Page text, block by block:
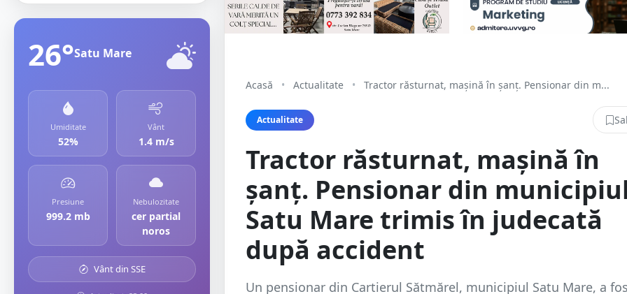
26°Satu Mare
Umiditate
52%
Vânt
1.4 m/s
Presiune
999.2 mb
Nebulozitate
cer partial
noros
Vânt din SSE
Acasă • Actualitate • Tractor răsturnat, mașină în șanț. Pensionar din m...
Actualitate
Tractor răsturnat, mașină în
șanț. Pensionar din
Satu Mare trimis în judecată
după accident
Un pensionar din Cartierul Sătmărel, municipiul Satu Mare, a